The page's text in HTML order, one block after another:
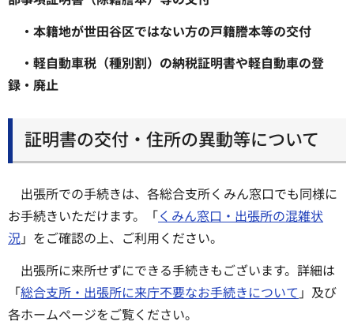
・本籍地が世田谷区ではない方の戸籍謄本等の交付
・軽自動車税（種別割）の納税証明書や軽自動車の登
録・廃止
証明書の交付・住所の異動等について
出張所での手続きは、各総合支所くみん窓口でも同様に
お手続きいただけます。「くみん窓口・出張所の混雑状
況」をご確認の上、ご利用ください。
出張所に来所せずにできる手続きもございます。詳細は
「総合支所・出張所に来庁不要なお手続きについて 」及び
各ホームページをご覧ください。